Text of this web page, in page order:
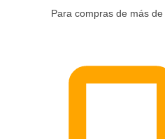
Para compras de más